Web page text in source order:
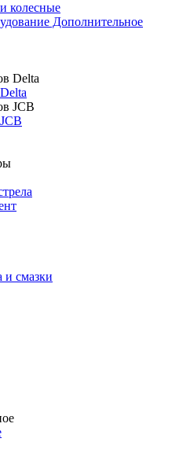
колесные
Дополнительное
и смазки